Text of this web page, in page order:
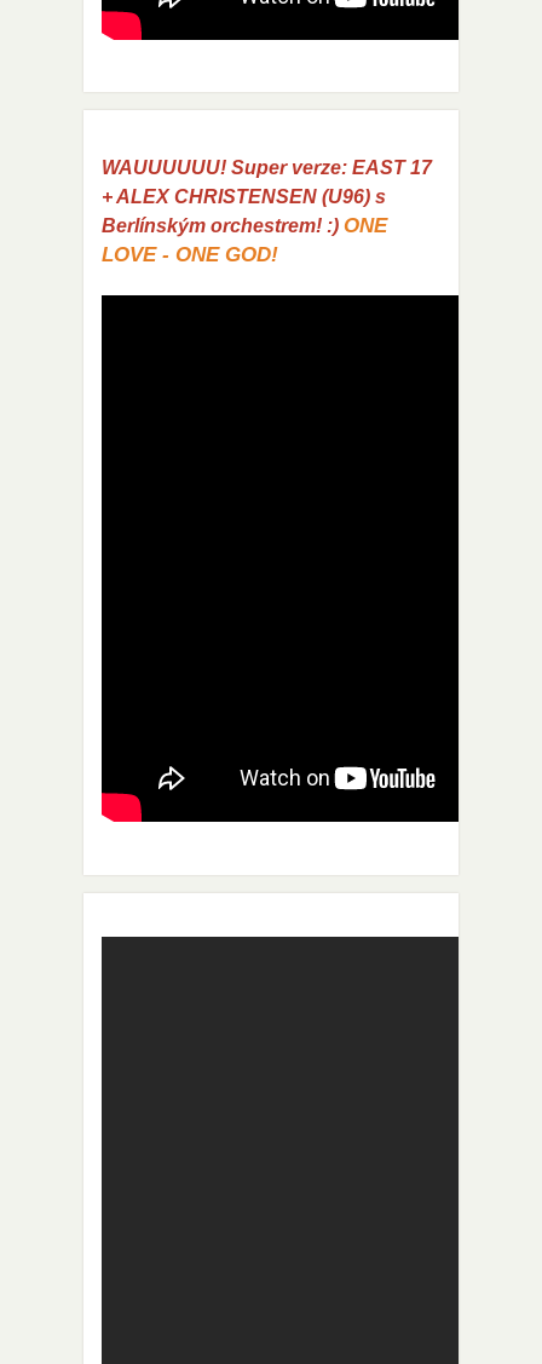
WAUUUUUU! Super verze: EAST 17
+ ALEX CHRISTENSEN (U96) s
Berlínským orchestrem! :) ONE
LOVE - ONE GOD!